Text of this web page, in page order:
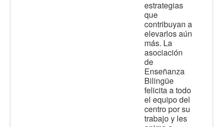
estrategias
que
contribuyan a
elevarlos aún
más. La
asociación
de
Enseñanza
Bilingüe
felicita a todo
el equipo del
centro por su
trabajo y les